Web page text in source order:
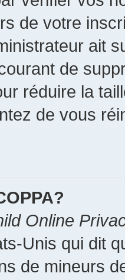
de votre
ait
de
réduire la
de vous
Online
Unis qui dit
de mineurs